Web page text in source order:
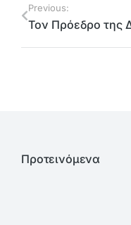
Previous:
Προτεινόμενα